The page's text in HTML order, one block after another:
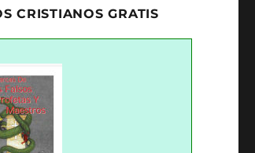
CRISTIANOS GRATIS